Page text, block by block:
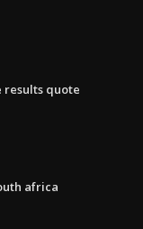
results quote
africa